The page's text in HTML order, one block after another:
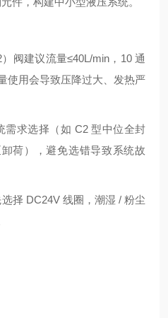
阀建议流量≤40L/min，10 通
使用会导致压降过大、发热严
需求选择（如 C2 型中位全封
荷），避免选错导致系统故
择 DC24V 线圈，潮湿 / 粉尘